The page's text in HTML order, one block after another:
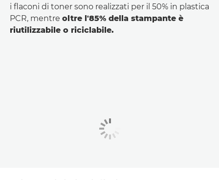
i flaconi di toner sono realizzati per il 50% in plastica
PCR, mentre oltre l'85% della stampante è
riutilizzabile o riciclabile.